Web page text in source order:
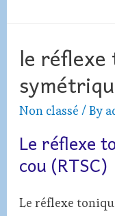
le réflexe
Non classé / By
Le réflexe
cou (RTSC)
Le réflexe